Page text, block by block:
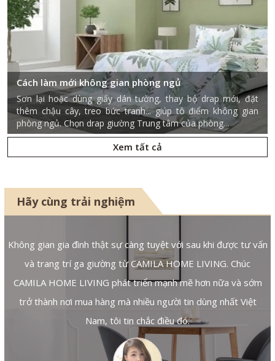
Cách làm mới không gian phòng ngủ
Sơn lại hoặc dùng giấy dán tường, thay bộ drap mới, đặt
thêm chậu cây, treo bức tranh... giúp tô điểm không gian
phòng ngủ. Chọn drap giường Trung tâm của phòng...
Xem tất cả
Hãy cùng trải nghiệm
Không gian gia đình thật sự càng tuyệt với sau khi được tư vấn
và trang trí ga giường từ CAMILA HOME LIVING. Chúc
CAMILA HOME LIVING phát triển mạnh mẽ hơn nữa và sớm
trở thành nơi mua hàng mà nhiều người tin dùng nhất Việt
Nam, tôi tin chắc điều đó.